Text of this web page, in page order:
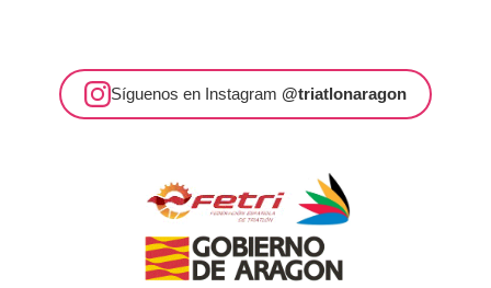
Síguenos en Instagram @triatlonaragon